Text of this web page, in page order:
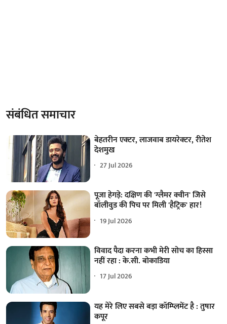
संबंधित समाचार
बेहतरीन एक्‍टर, लाजवाब डायरेक्‍टर, रीतेश
देशमुख
27 Jul 2026
पूजा हेगड़े: दक्षिण की 'ग्लैमर क्वीन' जिसे
बॉलीवुड की पिच पर मिली 'हैट्रिक' हार!
19 Jul 2026
विवाद पैदा करना कभी मेरी सोच का हिस्सा
नहीं रहा : के.सी. बोकाडिया
17 Jul 2026
यह मेरे लिए सबसे बड़ा कॉम्प्लिमेंट है : तुषार
कपूर